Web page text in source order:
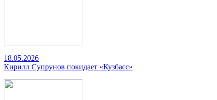
18.05.2026
Кирилл Супрунов покидает «Кузбасс»